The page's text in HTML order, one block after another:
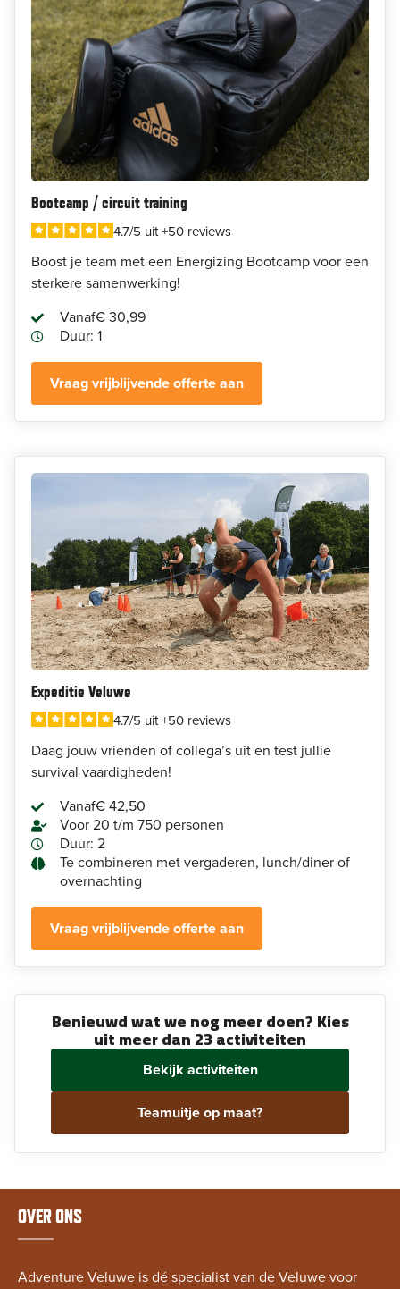
Bootcamp / circuit training
4.7/5 uit +50 reviews
Boost je team met een Energizing Bootcamp voor een
sterkere samenwerking!
Vanaf€ 30,99
Duur: 1
Vraag vrijblijvende offerte aan
Expeditie Veluwe
4.7/5 uit +50 reviews
Daag jouw vrienden of collega’s uit en test jullie
survival vaardigheden!
Vanaf€ 42,50
Voor 20 t/m 750 personen
Duur: 2
Te combineren met vergaderen, lunch/diner of
overnachting
Vraag vrijblijvende offerte aan
Benieuwd wat we nog meer doen? Kies
uit meer dan 23 activiteiten
Bekijk activiteiten
Teamuitje op maat?
OVER ONS
Adventure Veluwe is dé specialist van de Veluwe voor